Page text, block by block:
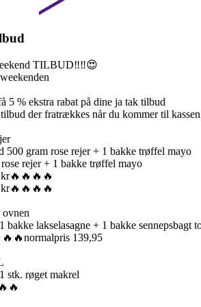
TILBUD‼️‼️😍
5 % ekstra rabat på dine ja tak tilbud
der fratrækkes når du kommer til kassen
500 gram rose rejer + 1 bakke trøffel mayo
rejer + 1 bakke trøffel mayo
ovnen
bakke lakselasagne + 1 bakke sennepsbagt
139,95
stk. røget makrel